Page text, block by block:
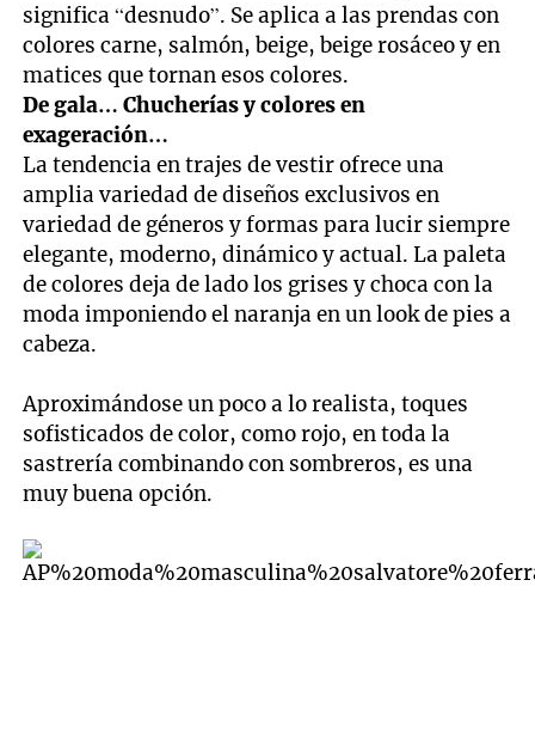
significa “desnudo”. Se aplica a las prendas con
colores carne, salmón, beige, beige rosáceo y en
matices que tornan esos colores.
De gala… Chucherías y colores en
exageración…
La tendencia en trajes de vestir ofrece una
amplia variedad de diseños exclusivos en
variedad de géneros y formas para lucir siempre
elegante, moderno, dinámico y actual. La paleta
de colores deja de lado los grises y choca con la
moda imponiendo el naranja en un look de pies a
cabeza.
Aproximándose un poco a lo realista, toques
sofisticados de color, como rojo, en toda la
sastrería combinando con sombreros, es una
muy buena opción.